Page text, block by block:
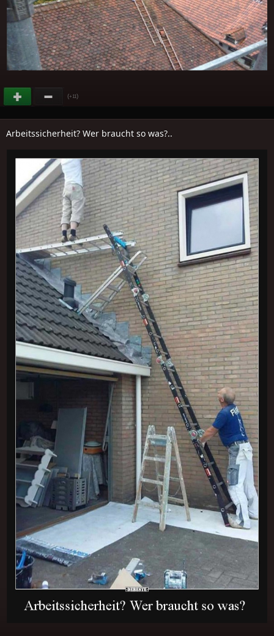
(+11)
Arbeitssicherheit? Wer braucht so was?..